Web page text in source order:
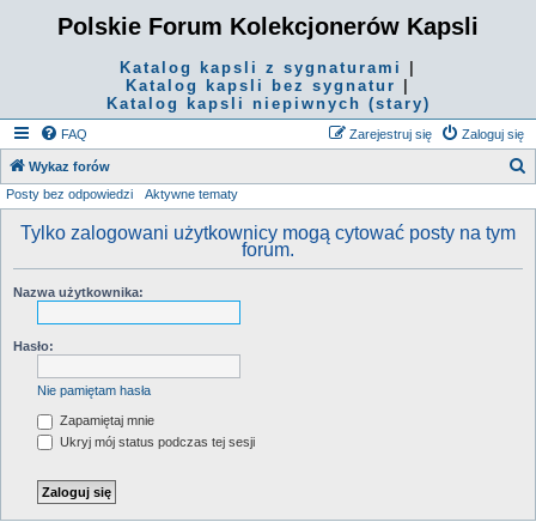
Polskie Forum Kolekcjonerów Kapsli
Katalog kapsli z sygnaturami
Katalog kapsli bez sygnatur
Katalog kapsli niepiwnych (stary)
FAQ Zaloguj się
Zarejestruj się
Wykaz forów
Posty bez odpowiedzi Aktywne tematy
Tylko zalogowani użytkownicy mogą cytować posty na tym
forum.
Nazwa użytkownika:
Hasło:
Nie pamiętam hasła
Zapamiętaj mnie
Ukryj mój status podczas tej sesji